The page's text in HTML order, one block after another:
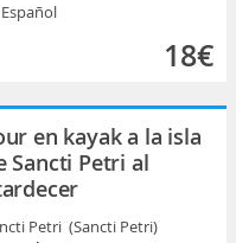
Español
18€
en kayak a la isla
Sancti Petri al
Petri (Sancti Petri)